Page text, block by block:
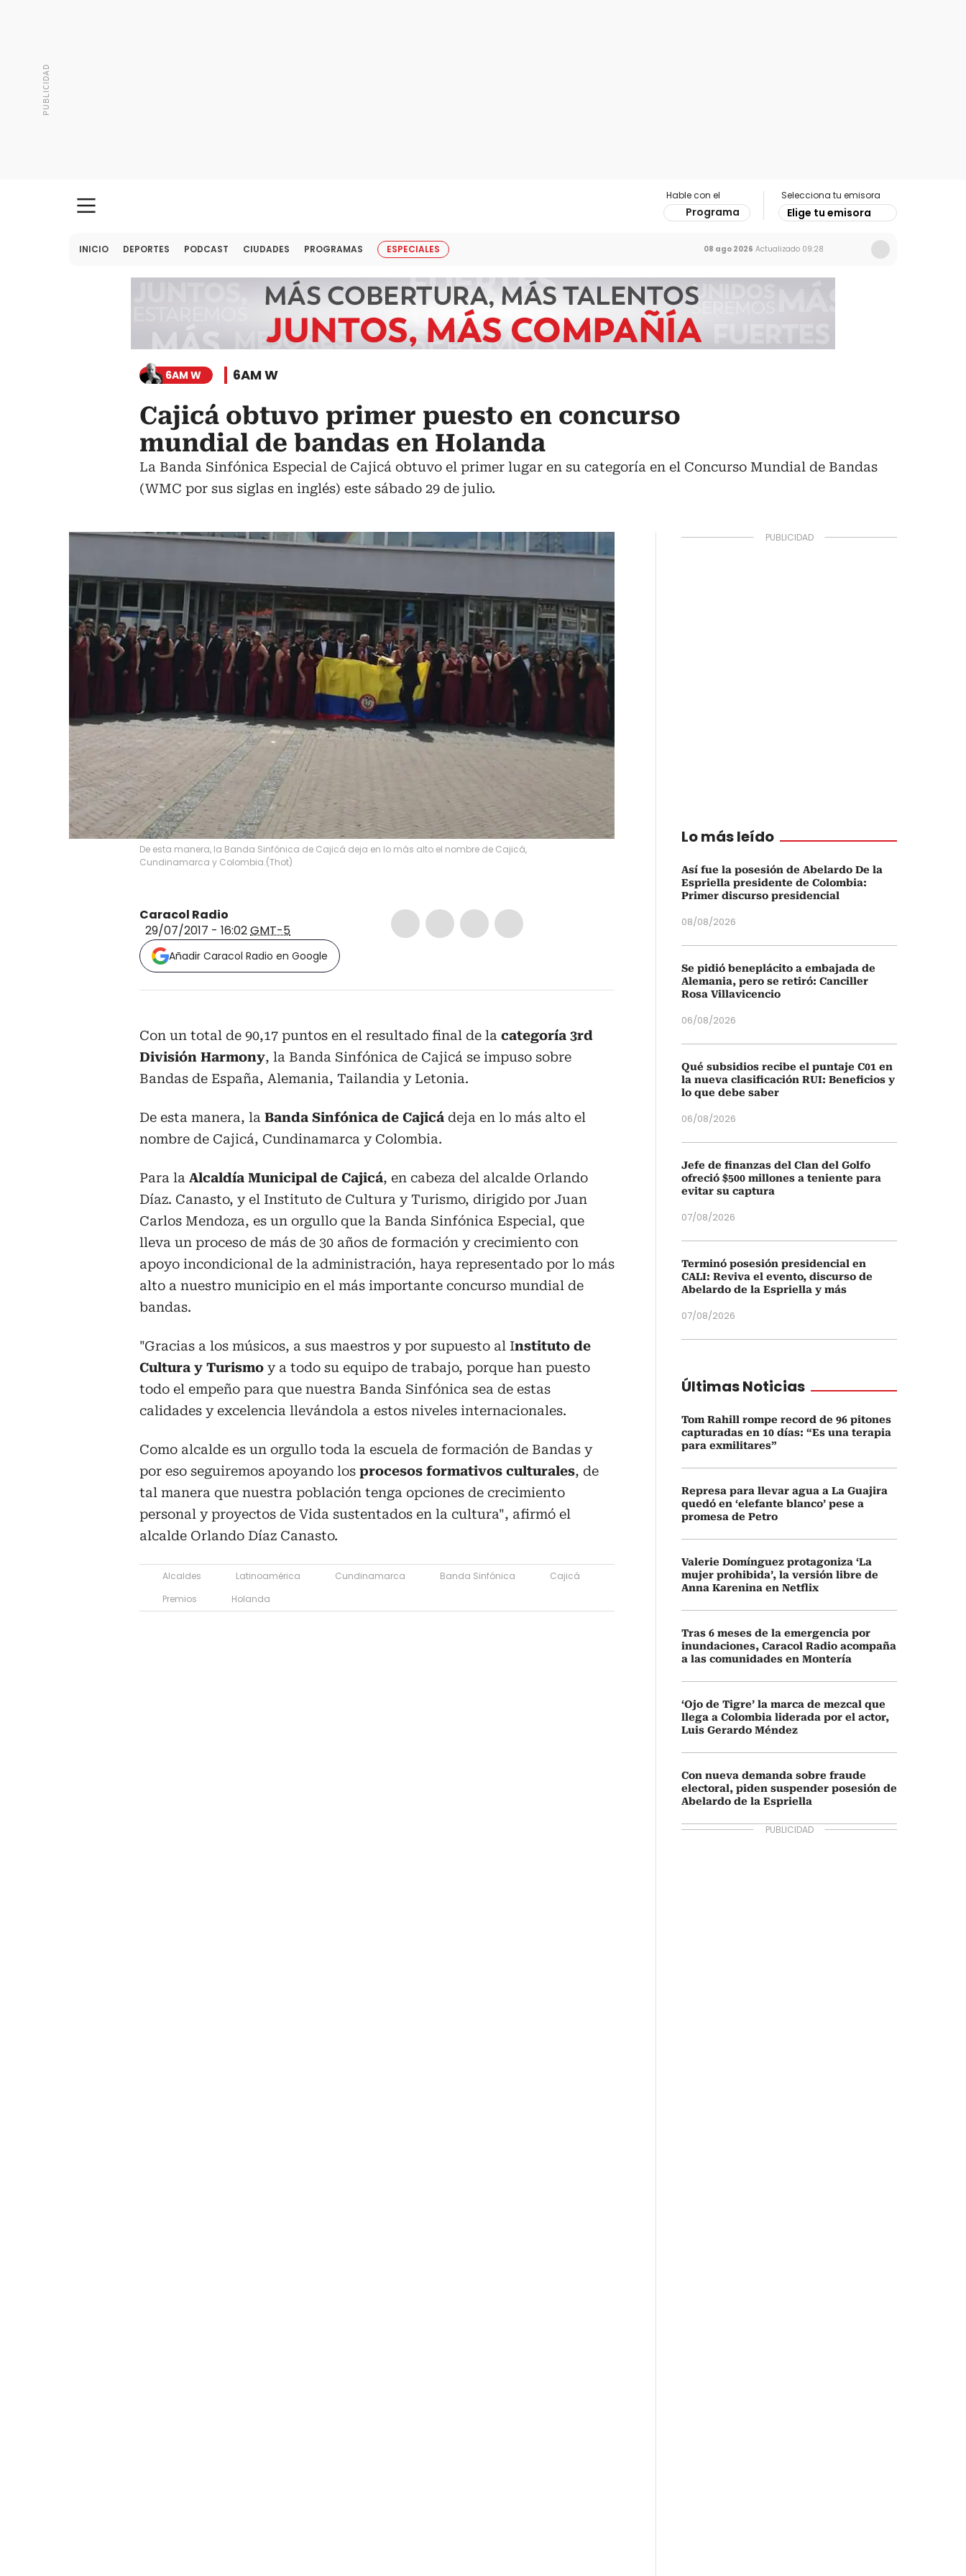
Hable con el
Programa
Selecciona tu emisora
Elige tu emisora
INICIO DEPORTES PODCAST CIUDADES PROGRAMAS ESPECIALES 08 ago 2026 Actualizado 09:28
6AM W 6AM W
Cajicá obtuvo primer puesto en concurso
mundial de bandas en Holanda
La Banda Sinfónica Especial de Cajicá obtuvo el primer lugar en su categoría en el Concurso Mundial de Bandas
(WMC por sus siglas en inglés) este sábado 29 de julio.
De esta manera, la Banda Sinfónica de Cajicá deja en lo más alto el nombre de Cajicá,
Cundinamarca y Colombia.(Thot)
Caracol Radio
29/07/2017 - 16:02GMT-5
Añadir Caracol Radio en Google
Con un total de 90,17 puntos en el resultado final de la categoría 3rd
División Harmony, la Banda Sinfónica de Cajicá se impuso sobre
Bandas de España, Alemania, Tailandia y Letonia.
De esta manera, la Banda Sinfónica de Cajicá deja en lo más alto el
nombre de Cajicá, Cundinamarca y Colombia.
Para la Alcaldía Municipal de Cajicá, en cabeza del alcalde Orlando
Díaz. Canasto, y el Instituto de Cultura y Turismo, dirigido por Juan
Carlos Mendoza, es un orgullo que la Banda Sinfónica Especial, que
lleva un proceso de más de 30 años de formación y crecimiento con
apoyo incondicional de la administración, haya representado por lo más
alto a nuestro municipio en el más importante concurso mundial de
bandas.
"Gracias a los músicos, a sus maestros y por supuesto al Instituto de
Cultura y Turismo y a todo su equipo de trabajo, porque han puesto
todo el empeño para que nuestra Banda Sinfónica sea de estas
calidades y excelencia llevándola a estos niveles internacionales.
Como alcalde es un orgullo toda la escuela de formación de Bandas y
por eso seguiremos apoyando los procesos formativos culturales, de
tal manera que nuestra población tenga opciones de crecimiento
personal y proyectos de Vida sustentados en la cultura", afirmó el
alcalde Orlando Díaz Canasto.
Alcaldes Latinoamérica Cundinamarca Banda Sinfónica
Cajicá
Premios
Holanda
Lo más leído
Así fue la posesión de Abelardo De la
Espriella presidente de Colombia:
Primer discurso presidencial
08/08/2026
Se pidió beneplácito a embajada de
Alemania, pero se retiró: Canciller
Rosa Villavicencio
06/08/2026
Qué subsidios recibe el puntaje C01 en
la nueva clasificación RUI: Beneficios y
lo que debe saber
06/08/2026
Jefe de finanzas del Clan del Golfo
ofreció $500 millones a teniente para
evitar su captura
07/08/2026
Terminó posesión presidencial en
CALI: Reviva el evento, discurso de
Abelardo de la Espriella y más
07/08/2026
Últimas Noticias
Tom Rahill rompe record de 96 pitones
capturadas en 10 días: “Es una terapia
para exmilitares”
Represa para llevar agua a La Guajira
quedó en ‘elefante blanco’ pese a
promesa de Petro
Valerie Domínguez protagoniza ‘La
mujer prohibida’, la versión libre de
Anna Karenina en Netflix
Tras 6 meses de la emergencia por
inundaciones, Caracol Radio acompaña
a las comunidades en Montería
‘Ojo de Tigre’ la marca de mezcal que
llega a Colombia liderada por el actor,
Luis Gerardo Méndez
Con nueva demanda sobre fraude
electoral, piden suspender posesión de
Abelardo de la Espriella